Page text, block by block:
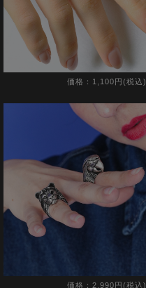
価格：1,100円(税込)
価格：2,990円(税込)